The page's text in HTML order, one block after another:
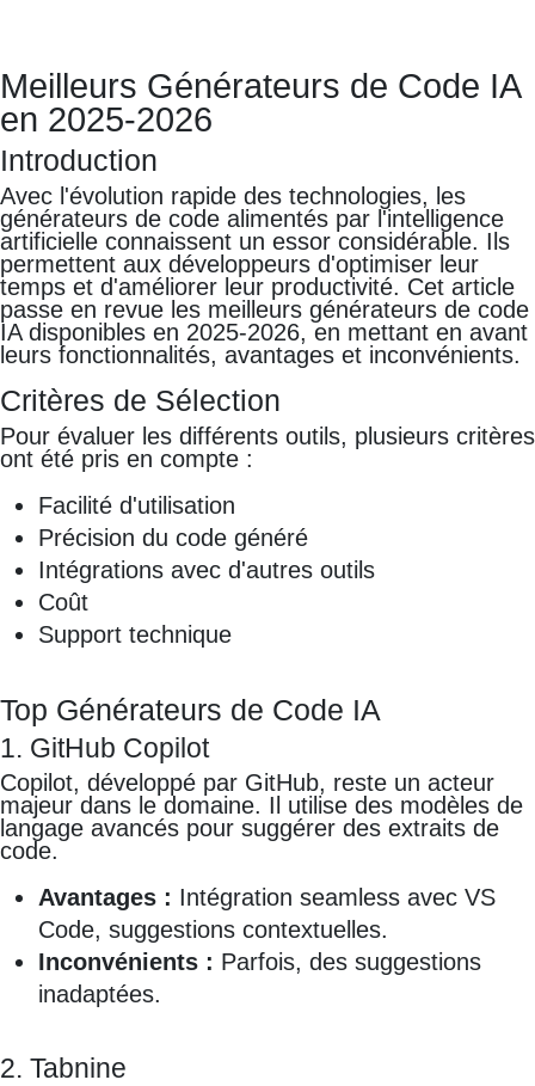
Meilleurs Générateurs de Code IA
en 2025-2026
Introduction
Avec l'évolution rapide des technologies, les
générateurs de code alimentés par l'intelligence
artificielle connaissent un essor considérable. Ils
permettent aux développeurs d'optimiser leur
temps et d'améliorer leur productivité. Cet article
passe en revue les meilleurs générateurs de code
IA disponibles en 2025-2026, en mettant en avant
leurs fonctionnalités, avantages et inconvénients.
Critères de Sélection
Pour évaluer les différents outils, plusieurs critères
ont été pris en compte :
Facilité d'utilisation
Précision du code généré
Intégrations avec d'autres outils
Coût
Support technique
Top Générateurs de Code IA
1. GitHub Copilot
Copilot, développé par GitHub, reste un acteur
majeur dans le domaine. Il utilise des modèles de
langage avancés pour suggérer des extraits de
code.
Avantages : Intégration seamless avec VS
Code, suggestions contextuelles.
Inconvénients : Parfois, des suggestions
inadaptées.
2. Tabnine